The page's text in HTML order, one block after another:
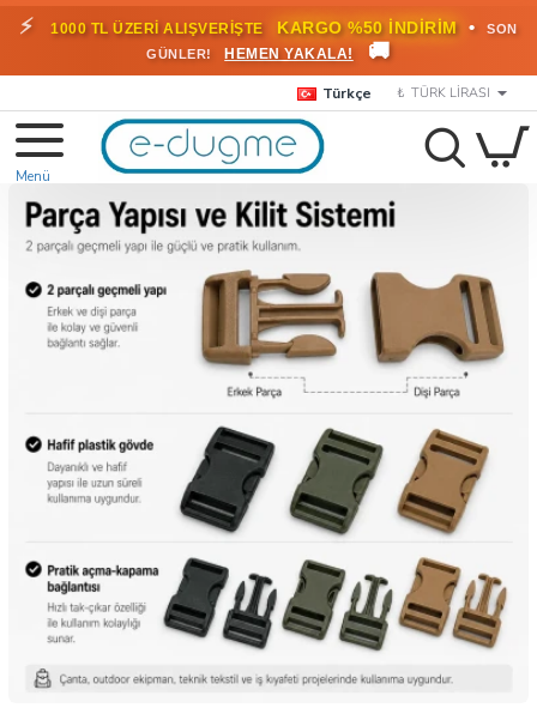
⚡ 1000 TL ÜZERİ ALIŞVERİŞTE KARGO %50 İNDİRİM •
SON
GÜNLER!
HEMEN YAKALA! 🚚
Türkçe ₺ TÜRK LIRASI